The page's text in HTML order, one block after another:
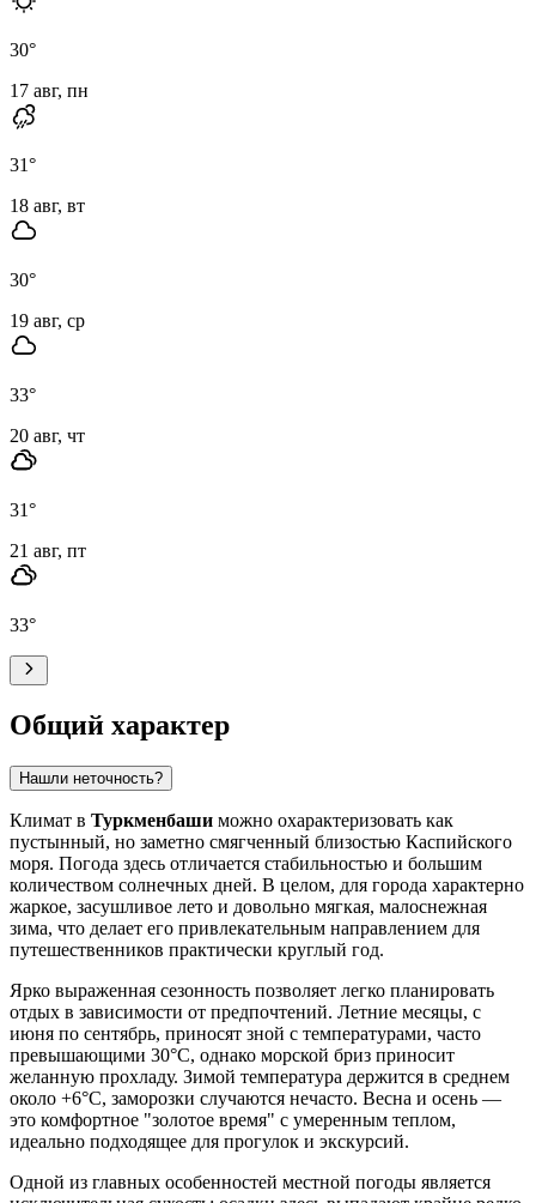
30°
17 авг, пн
31°
18 авг, вт
30°
19 авг, ср
33°
20 авг, чт
31°
21 авг, пт
33°
Общий характер
Нашли неточность?
Климат в Туркменбаши можно охарактеризовать как
пустынный, но заметно смягченный близостью Каспийского
моря. Погода здесь отличается стабильностью и большим
количеством солнечных дней. В целом, для города характерно
жаркое, засушливое лето и довольно мягкая, малоснежная
зима, что делает его привлекательным направлением для
путешественников практически круглый год.
Ярко выраженная сезонность позволяет легко планировать
отдых в зависимости от предпочтений. Летние месяцы, с
июня по сентябрь, приносят зной с температурами, часто
превышающими 30°C, однако морской бриз приносит
желанную прохладу. Зимой температура держится в среднем
около +6°C, заморозки случаются нечасто. Весна и осень —
это комфортное "золотое время" с умеренным теплом,
идеально подходящее для прогулок и экскурсий.
Одной из главных особенностей местной погоды является